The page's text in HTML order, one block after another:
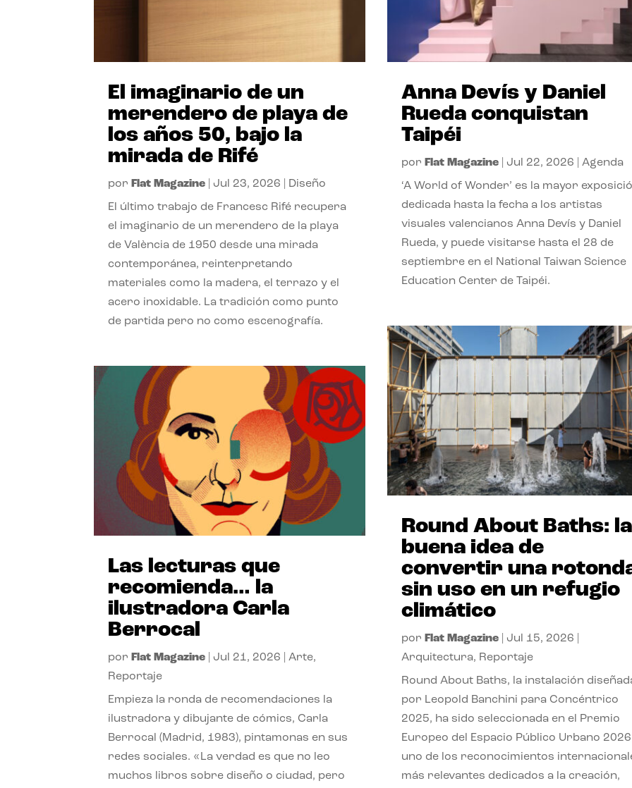
El imaginario de un
merendero de playa de
los años 50, bajo la
mirada de Rifé
por Flat Magazine Jul 23, 2026 Diseño
El último trabajo de Francesc Rifé recupera
el imaginario de un merendero de la playa
de València de 1950 desde una mirada
contemporánea, reinterpretando
materiales como la madera, el terrazo y el
acero inoxidable. La tradición como punto
de partida pero no como escenografía.
Las lecturas que
recomienda… la
ilustradora Carla
Berrocal
por Flat Magazine Jul 21, 2026 |Arte,
Reportaje
Empieza la ronda de recomendaciones la
ilustradora y dibujante de cómics, Carla
Berrocal (Madrid, 1983), pintamonas en sus
redes sociales. «La verdad es que no leo
muchos libros sobre diseño o ciudad, pero
Anna Devís y Daniel
Rueda conquistan
Taipéi
por Flat Magazine| Jul 22, 2026 Agenda
‘A World of Wonder’ es la mayor
dedicada hasta la fecha a los artistas
visuales valencianos Anna Devís y Daniel
Rueda, y puede visitarse hasta el 28 de
septiembre en el National Taiwan Science
Education Center de Taipéi.
Round About Baths: la
buena idea de
convertir una
sin uso en un refugio
climático
por Flat Magazine| Jul 15, 2026
Arquitectura, Reportaje
Round About Baths, la instalación
por Leopold Banchini para Concéntrico
2025, ha sido seleccionada en el Premio
Europeo del Espacio Público Urbano
uno de los reconocimientos
más relevantes dedicados a la creación,